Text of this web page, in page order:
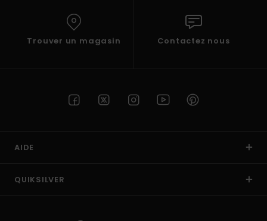
Trouver un magasin Contactez nous
AIDE
QUIKSILVER